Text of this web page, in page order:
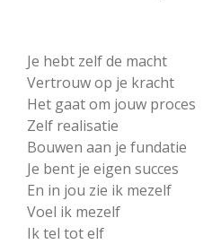
Je hebt zelf de macht
Vertrouw op je kracht
Het gaat om jouw proces
Zelf realisatie
Bouwen aan je fundatie
Je bent je eigen succes
En in jou zie ik mezelf
Voel ik mezelf
Ik tel tot elf